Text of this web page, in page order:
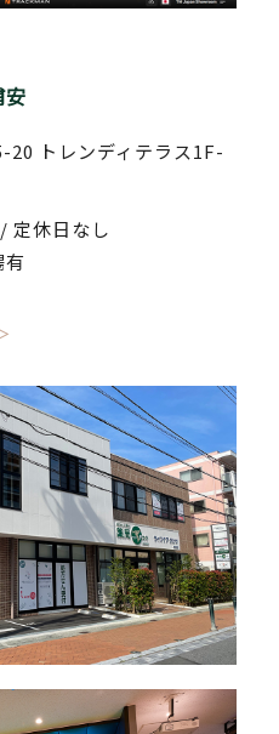
安
20 トレンディテラス1F-
定休日なし